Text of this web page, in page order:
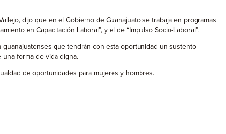
dijo que en el Gobierno de Guanajuato se trabaja en programas
en Capacitación Laboral”, y el de “Impulso Socio-Laboral”.
que tendrán con esta oportunidad un sustento
forma de vida digna.
de oportunidades para mujeres y hombres.